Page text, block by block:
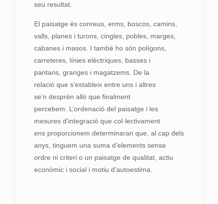
seu resultat.
El paisatge és conreus, erms, boscos, camins,
valls, planes i turons, cingles, pobles, marges,
cabanes i masos. I també ho són polígons,
carreteres, línies elèctriques, basses i
pantans, granges i magatzems. De la
relació que s’estableix entre uns i altres
se’n desprèn allò que finalment
percebem. L’ordenació del paisatge i les
mesures d’integració que col·lectivament
ens proporcionem determinaran que, al cap dels
anys, tinguem una suma d’elements sense
ordre ni criteri o un paisatge de qualitat, actiu
econòmic i social i motiu d’autoestima.